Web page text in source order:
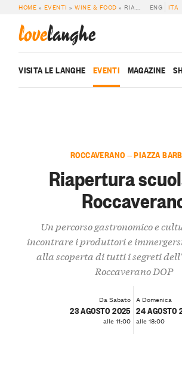
HOME » EVENTI »WINE & FOOD » RIAPERTURA SCUOLA DEL ROCCAVERANO ENG ITA
lovelanghe
VISITA LE LANGHE EVENTI MAGAZINE
ROCCAVERANO — PIAZZA
Riapertura
Un percorso gastronomico e
incontrare i produttori e
alla scoperta di tutti i segreti
Roccaverano DOP
Da Sabato
23 AGOSTO 2025
alle 11:00
A Domenica
24 AGOSTO
alle 18:00